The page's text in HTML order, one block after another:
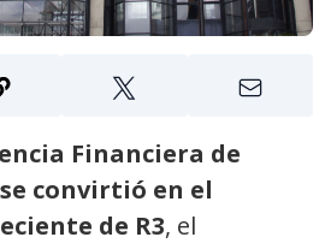
Financiera de
se convirtió en el
de R3, el